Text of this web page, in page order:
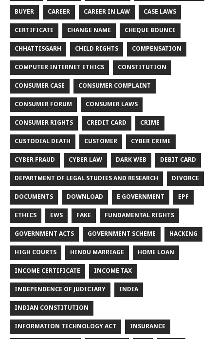
BUYER CAREER CAREER IN LAW CASE LAWS
CERTIFICATE CHANGE NAME CHEQUE BOUNCE
CHHATTISGARH CHILD RIGHTS COMPENSATION
COMPUTER INTERNET ETHICS CONSTITUTION
CONSUMER CASE CONSUMER COMPLAINT
CONSUMER FORUM CONSUMER LAWS
CONSUMER RIGHTS CREDIT CARD CRIME
CUSTODIAL DEATH CUSTOMER CYBER CRIME
CYBER FRAUD CYBER LAW DARK WEB DEBIT CARD
DEPARTMENT OF LEGAL STUDIES AND RESEARCH DIVORCE
DOCUMENTS DOWNLOAD E GOVERNMENT EPF
ETHICS EWS FAKE FUNDAMENTAL RIGHTS
GOVERNMENT ACTS GOVERNMENT SCHEME HACKING
HIGH COURTS HINDU MARRIAGE HOME LOAN
INCOME CERTIFICATE INCOME TAX
INDEPENDENCE OF JUDICIARY INDIA
INDIAN CONSTITUTION
INFORMATION TECHNOLOGY ACT INSURANCE